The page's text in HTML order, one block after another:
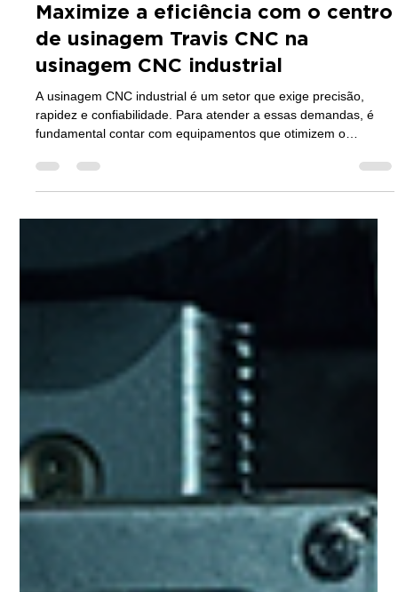
29 de jun. 4 min de leitura
Maximize a eficiência com o centro
de usinagem Travis CNC na
usinagem CNC industrial
A usinagem CNC industrial é um setor que exige precisão,
rapidez e confiabilidade. Para atender a essas demandas, é
processo produtivo e garantam a qualidade das peças
maximizar a eficiência da sua produção utilizando essa
máquina, apresentando suas vantagens, apli